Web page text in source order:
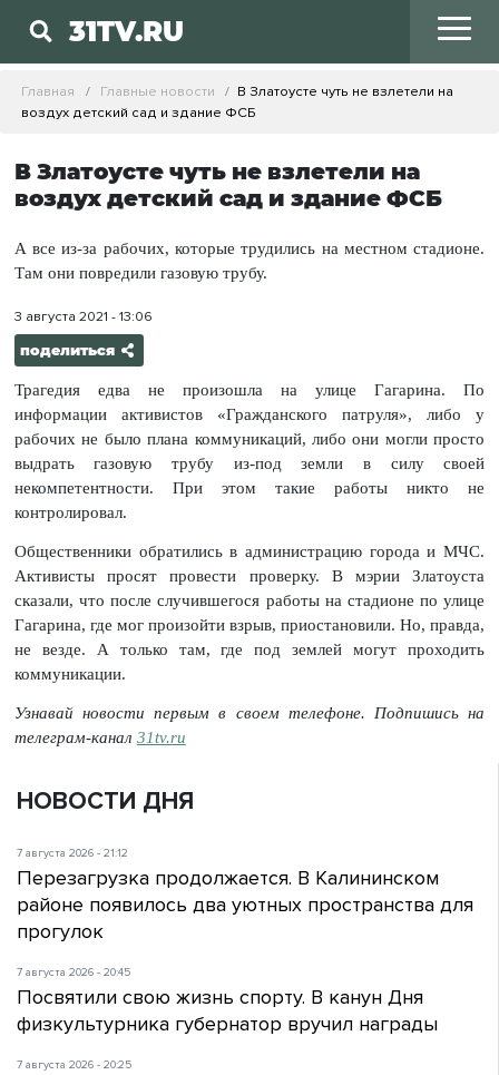
31TV.RU
Главная Главные новости
В Златоусте чуть не взлетели на
воздух детский сад и здание ФСБ
В Златоусте чуть не взлетели на
воздух детский сад и здание ФСБ
А все из-за рабочих, которые трудились на местном стадионе.
Там они повредили газовую трубу.
3 августа 2021 - 13:06
поделиться
Трагедия едва не произошла на улице Гагарина. По
информации активистов «Гражданского патруля», либо у
рабочих не было плана коммуникаций, либо они могли просто
выдрать газовую трубу из-под земли в силу своей
некомпетентности. При этом такие работы никто не
контролировал.
Общественники обратились в администрацию города и МЧС.
Активисты просят провести проверку. В мэрии Златоуста
сказали, что после случившегося работы на стадионе по улице
Гагарина, где мог произойти взрыв, приостановили. Но, правда,
не везде. А только там, где под землей могут проходить
коммуникации.
Узнавай новости первым в своем телефоне. Подпишись на
телеграм-канал 31tv.ru
НОВОСТИ ДНЯ
7 августа 2026 - 21:12
Перезагрузка продолжается. В Калининском
районе появилось два уютных пространства для
прогулок
7 августа 2026 - 20:45
Посвятили свою жизнь спорту. В канун Дня
физкультурника губернатор вручил награды
7 августа 2026 - 20:25